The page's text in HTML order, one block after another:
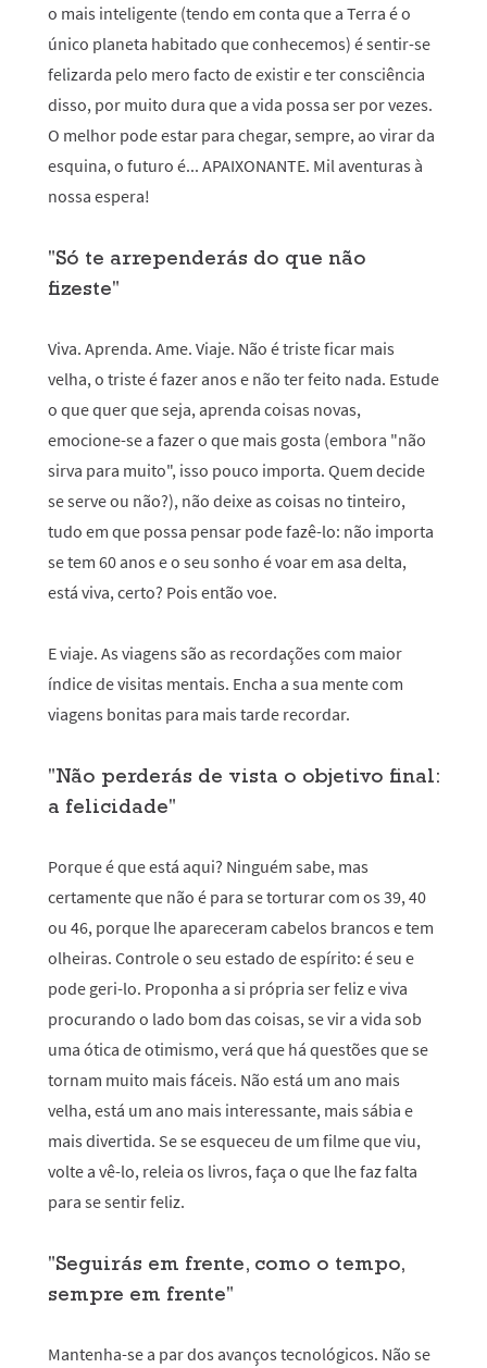
o mais inteligente (tendo em conta que a Terra é o
único planeta habitado que conhecemos) é sentir-se
felizarda pelo mero facto de existir e ter consciência
disso, por muito dura que a vida possa ser por vezes.
O melhor pode estar para chegar, sempre, ao virar da
esquina, o futuro é... APAIXONANTE. Mil aventuras à
nossa espera!
"Só te arrependerás do que não
fizeste"
Viva. Aprenda. Ame. Viaje. Não é triste ficar mais
velha, o triste é fazer anos e não ter feito nada. Estude
o que quer que seja, aprenda coisas novas,
emocione-se a fazer o que mais gosta (embora "não
sirva para muito", isso pouco importa. Quem decide
se serve ou não?), não deixe as coisas no tinteiro,
tudo em que possa pensar pode fazê-lo: não importa
se tem 60 anos e o seu sonho é voar em asa delta,
está viva, certo? Pois então voe.
E viaje. As viagens são as recordações com maior
índice de visitas mentais. Encha a sua mente com
viagens bonitas para mais tarde recordar.
"Não perderás de vista o objetivo final:
a felicidade"
Porque é que está aqui? Ninguém sabe, mas
certamente que não é para se torturar com os 39, 40
ou 46, porque lhe apareceram cabelos brancos e tem
olheiras. Controle o seu estado de espírito: é seu e
pode geri-lo. Proponha a si própria ser feliz e viva
procurando o lado bom das coisas, se vir a vida sob
uma ótica de otimismo, verá que há questões que se
tornam muito mais fáceis. Não está um ano mais
velha, está um ano mais interessante, mais sábia e
mais divertida. Se se esqueceu de um filme que viu,
volte a vê-lo, releia os livros, faça o que lhe faz falta
para se sentir feliz.
"Seguirás em frente, como o tempo,
sempre em frente"
Mantenha-se a par dos avanços tecnológicos. Não se